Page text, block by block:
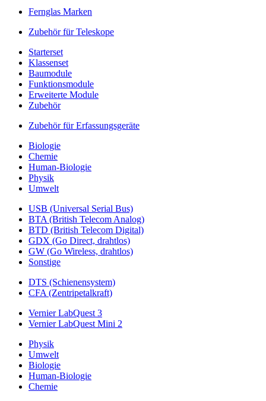
Fernglas Marken
Zubehör für Teleskope
Starterset
Klassenset
Baumodule
Funktionsmodule
Erweiterte Module
Zubehör
Zubehör für Erfassungsgeräte
Biologie
Chemie
Human-Biologie
Physik
Umwelt
USB (Universal Serial Bus)
BTA (British Telecom Analog)
BTD (British Telecom Digital)
GDX (Go Direct, drahtlos)
GW (Go Wireless, drahtlos)
Sonstige
DTS (Schienensystem)
CFA (Zentripetalkraft)
Vernier LabQuest 3
Vernier LabQuest Mini 2
Physik
Umwelt
Biologie
Human-Biologie
Chemie